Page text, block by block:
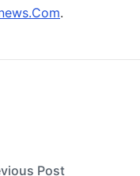
.
Post